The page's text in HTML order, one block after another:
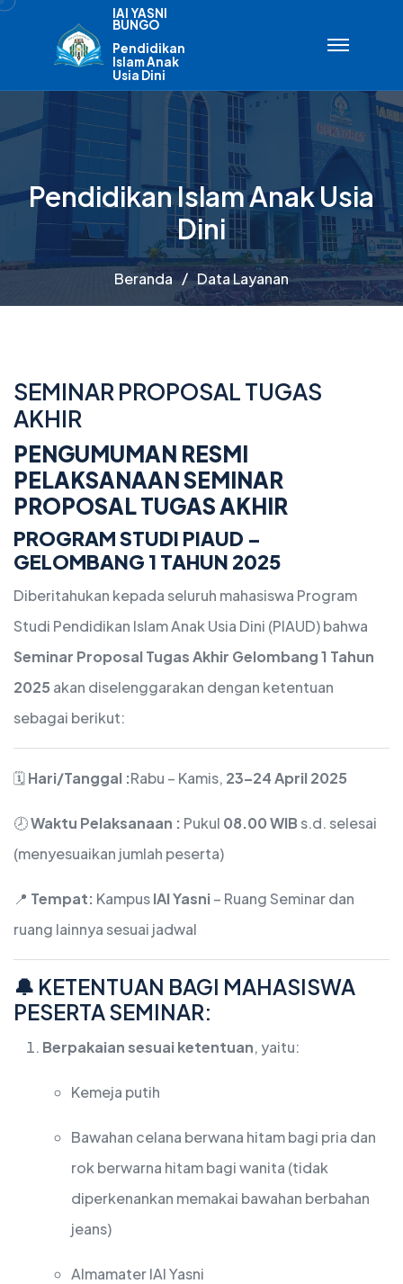
IAI YASNI
BUNGO
Pendidikan
Islam Anak
Usia Dini
Pendidikan Islam Anak Usia
Dini
Beranda Data Layanan
SEMINAR PROPOSAL TUGAS
AKHIR
PENGUMUMAN RESMI
PELAKSANAAN SEMINAR
PROPOSAL TUGAS AKHIR
PROGRAM STUDI PIAUD –
GELOMBANG 1 TAHUN 2025
Diberitahukan kepada seluruh mahasiswa Program
Studi Pendidikan Islam Anak Usia Dini (PIAUD) bahwa
Seminar Proposal Tugas Akhir Gelombang 1 Tahun
2025 akan diselenggarakan dengan ketentuan
sebagai berikut:
🗓️Hari/Tanggal :Rabu – Kamis, 23–24 April 2025
🕗Waktu Pelaksanaan : Pukul 08.00 WIBs.d. selesai
(menyesuaikan jumlah peserta)
📍 Tempat: KampusIAI Yasni– Ruang Seminar dan
ruang lainnya sesuai jadwal
🔔 KETENTUAN BAGI MAHASISWA
PESERTA SEMINAR:
Berpakaian sesuai ketentuan, yaitu:
Kemeja putih
Bawahan celana berwana hitam bagi pria dan
rok berwarna hitam bagi wanita (tidak
diperkenankan memakai bawahan berbahan
jeans)
Almamater IAI Yasni